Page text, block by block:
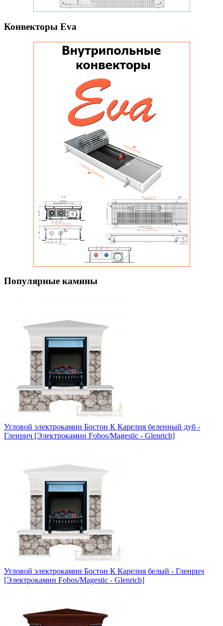
Конвекторы Eva
Популярные камины
Угловой электрокамин Бостон К Карелия беленный дуб -
Гленрич [Электрокамин Fobos/Magestic - Glenrich]
Угловой электрокамин Бостон К Карелия белый - Гленрич
[Электрокамин Fobos/Magestic - Glenrich]